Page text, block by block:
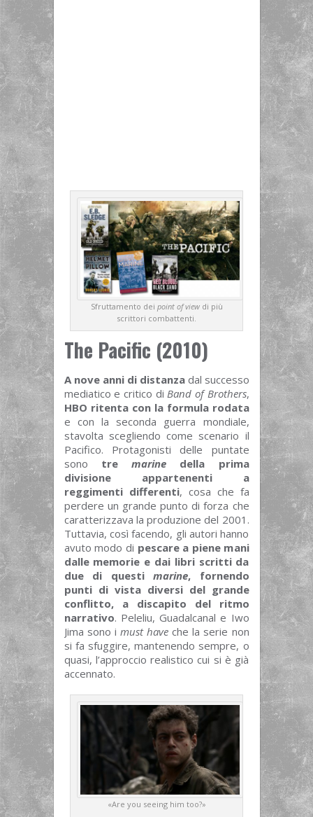
Sfruttamento dei point of viewdi più
scrittori combattenti.
The Pacific (2010)
A nove anni di distanzadal successo
mediatico e critico di Band of Brothers,
HBO ritenta con la formula rodata
e con la seconda guerra mondiale,
stavolta scegliendo come scenario il
Pacifico. Protagonisti delle puntate
sono tre marine della prima
divisione appartenenti a
reggimenti differenti, cosa che fa
perdere un grande punto di forza che
caratterizzava la produzione del 2001.
Tuttavia, così facendo, gli autori hanno
avuto modo di pescare a piene mani
dalle memorie e dai libri scritti da
due di questi marine, fornendo
punti di vista diversi del grande
conflitto, a discapito del ritmo
narrativo. Peleliu, Guadalcanal e Iwo
Jima sono i must have che la serie non
si fa sfuggire, mantenendo sempre, o
quasi, l’approccio realistico cui si è già
accennato.
«Are you seeing him too?»